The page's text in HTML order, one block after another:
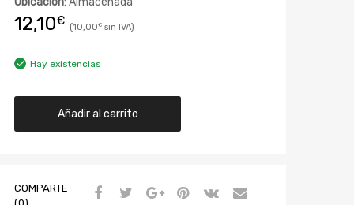
12,10€ 10,00€
Hay existencias
Añadir al carrito
COMPARTE